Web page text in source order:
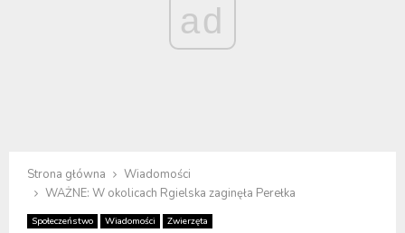
ad
Strona główna
Wiadomości
WAŻNE: W okolicach Rgielska zaginęła Perełka
Społeczeństwo Wiadomości Zwierzęta